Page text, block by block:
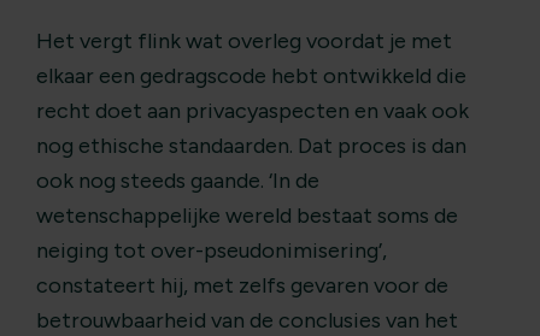
Het vergt flink wat overleg voordat je met
elkaar een gedragscode hebt ontwikkeld die
recht doet aan privacyaspecten en vaak ook
nog ethische standaarden. Dat proces is dan
ook nog steeds gaande. ‘In de
wetenschappelijke wereld bestaat soms de
neiging tot over-pseudonimisering’,
constateert hij, met zelfs gevaren voor de
betrouwbaarheid van de conclusies van het